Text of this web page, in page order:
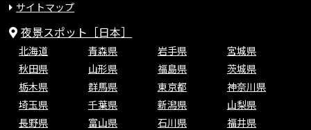
サイトマップ
夜景スポット［日本］
北海道 青森県 岩手県
宮城県
秋田県
山形県 福島県
茨城県
栃木県
群馬県 東京都
神奈川県
埼玉県
千葉県 新潟県
山梨県
長野県
富山県 石川県
福井県